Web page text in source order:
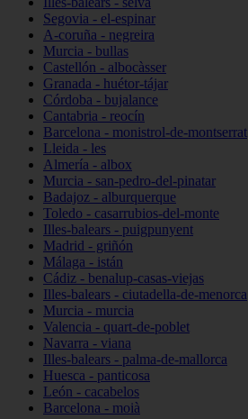
Segovia - el-espinar
A-coruña - negreira
Murcia - bullas
Castellón - albocàsser
Granada - huétor-tájar
Córdoba - bujalance
Cantabria - reocín
Barcelona - monistrol-de-montserrat
Lleida - les
Almería - albox
Murcia - san-pedro-del-pinatar
Badajoz - alburquerque
Toledo - casarrubios-del-monte
Illes-balears - puigpunyent
Madrid - griñón
Málaga - istán
Cádiz - benalup-casas-viejas
Illes-balears - ciutadella-de-menorca
Murcia - murcia
Valencia - quart-de-poblet
Navarra - viana
Illes-balears - palma-de-mallorca
Huesca - panticosa
León - cacabelos
Barcelona - moià